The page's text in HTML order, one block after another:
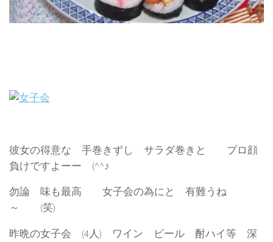
彼女の得意な 手巻きずし サラダ巻きと プロ顔
負けですよーー (^^♪
勿論 味も最高 女子会の為にと 有難うね
～ (笑)
昨晩の女子会 (4人) ワイン ビール 酎ハイ等 深